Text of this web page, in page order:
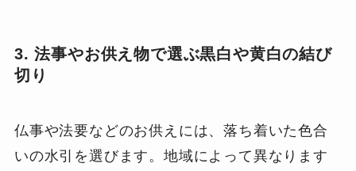
3. 法事やお供え物で選ぶ黒白や黄白の結び
切り
仏事や法要などのお供えには、落ち着いた色合
いの水引を選びます。地域によって異なります